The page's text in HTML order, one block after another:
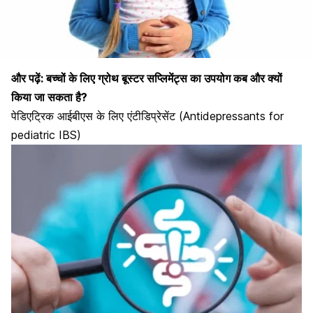
और पढ़ें:बच्चों के लिए ग्रोथ बूस्टर सप्लिमेंट्स का उपयोग कब और क्यों
किया जा सकता है?
पेडिएट्रिक आईबीएस के लिए एंटीडिप्रेसेंट (Antidepressants for
pediatric IBS)